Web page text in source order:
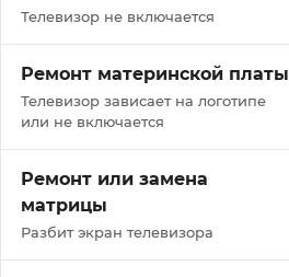
Телевизор не включается
Ремонт материнской платы
Телевизор зависает на логотипе
или не включается
Ремонт или замена
матрицы
Разбит экран телевизора